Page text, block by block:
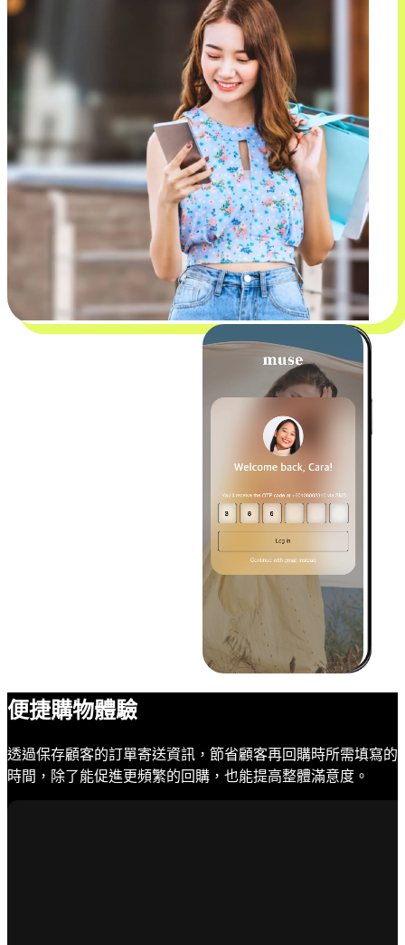
便捷購物體驗
透過保存顧客的訂單寄送資訊，節省顧客再回購時所需填寫的
時間，除了能促進更頻繁的回購，也能提高整體滿意度。